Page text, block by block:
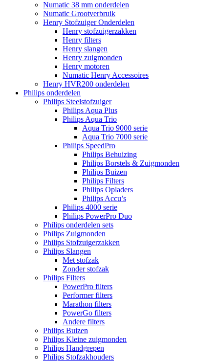
Numatic 38 mm onderdelen
Numatic Grootverbruik
Henry Stofzuiger Onderdelen
Henry stofzuigerzakken
Henry filters
Henry slangen
Henry zuigmonden
Henry motoren
Numatic Henry Accessoires
Henry HVR200 onderdelen
Philips onderdelen
Philips Steelstofzuiger
Philips Aqua Plus
Philips Aqua Trio
Aqua Trio 9000 serie
Aqua Trio 7000 serie
Philips SpeedPro
Philips Behuizing
Philips Borstels & Zuigmonden
Philips Buizen
Philips Filters
Philips Opladers
Philips Accu’s
Philips 4000 serie
Philips PowerPro Duo
Philips onderdelen sets
Philips Zuigmonden
Philips Stofzuigerzakken
Philips Slangen
Met stofzak
Zonder stofzak
Philips Filters
PowerPro filters
Performer filters
Marathon filters
PowerGo filters
Andere filters
Philips Buizen
Philips Kleine zuigmonden
Philips Handgrepen
Philips Stofzakhouders